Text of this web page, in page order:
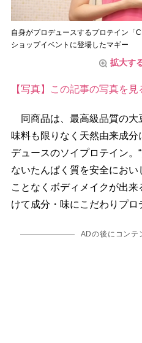
自身がプロデュースするプロテイン「
ショップイベントに登場したマギー
拡大す
【写真】この記事の写真を見
同商品は、最高級品質の大
味料も限りなく天然由来成
デュースのソイプロテイン。
ないたんぱく質を安全にお
ことなくボディメイクが出
けて成分・味にこだわりプロ
ADの後にコンテ